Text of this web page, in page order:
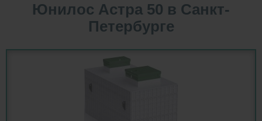
Юнилос Астра 50 в Санкт-
Петербурге